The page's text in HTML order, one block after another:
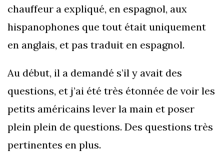
chauffeur a expliqué, en espagnol, aux
hispanophones que tout était uniquement
en anglais, et pas traduit en espagnol.
Au début, il a demandé s’il y avait des
questions, et j’ai été très étonnée de voir les
petits américains lever la main et poser
plein plein de questions. Des questions très
pertinentes en plus.